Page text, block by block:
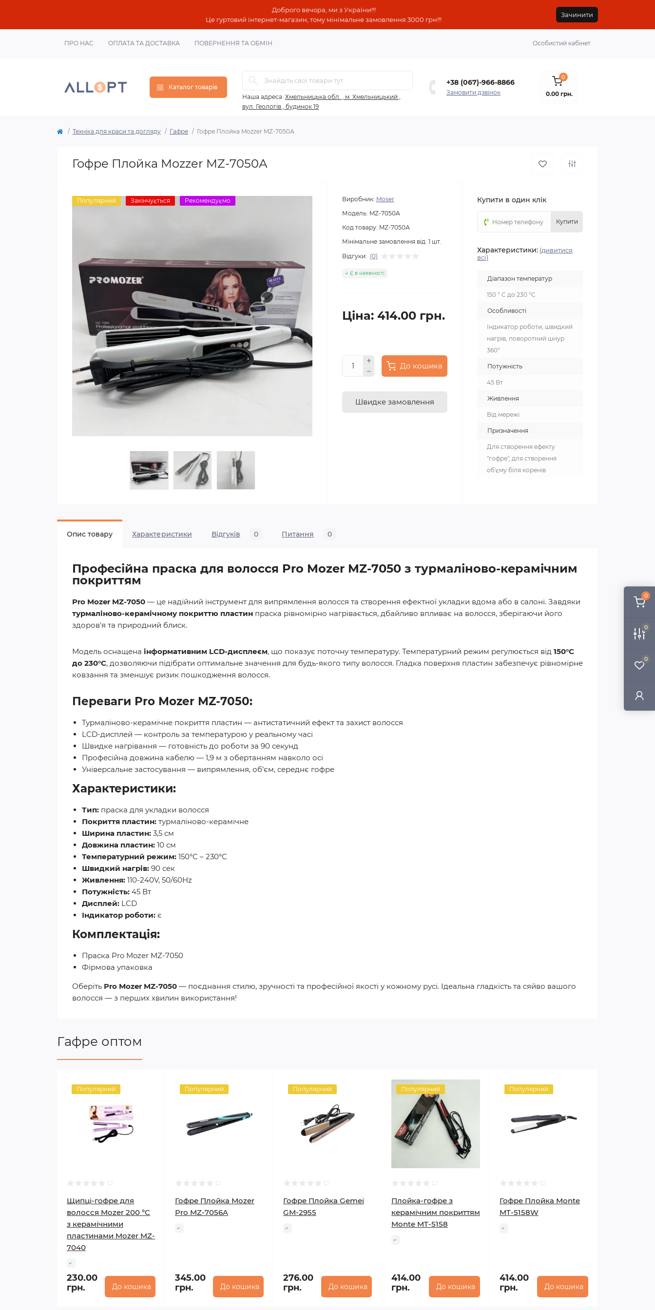
0
0
0
Доброго вечора, ми з України!!!
Це гуртовий інтернет-магазин, тому мінімальне замовлення 3000 грн!!!
Зачинити
ПРО НАС ОПЛАТА ТА ДОСТАВКА ПОВЕРНЕННЯ ТА ОБМІН Особистий кабінет
Каталог товарів
Наша адреса: Хмельницька обл. , м. Хмельницький ,
вул. Геологів , будинок 19
+38 (067)-966-8866
Замовити дзвінок
0
0.00 грн.
Техніка для краси та догляду Гафре Гофре Плойка Mozzer MZ-7050А
Гофре Плойка Mozzer MZ-7050А
Популярний Закінчується Рекомендуємо Виробник: Moser
Модель: MZ-7050А
Код товару: MZ-7050А
Мінімальне замовлення від: 1 шт.
Відгуки: (0)
Є в наявності
Ціна: 414.00 грн.
До кошика
Швидке замовлення
Купити в один клік
Купити
Характеристики: (дивитися
всі)
Діапазон температур
150 ° С до 230 °C
Особливості
Індикатор роботи, швидкий
нагрів, поворотний шнур
360°
Потужність
45 Вт
Живлення
Від мережі
Призначення
Для створення ефекту
"гофре", для створення
об'єму біля коренів
Опис товару Характеристики Відгуків 0 Питання 0
Професійна праска для волосся Pro Mozer MZ-7050 з турмаліново-керамічним
покриттям
Pro Mozer MZ-7050 — це надійний інструмент для випрямлення волосся та створення ефектної укладки вдома або в салоні. Завдяки
турмаліново-керамічному покриттю пластин праска рівномірно нагрівається, дбайливо впливає на волосся, зберігаючи його
здоров’я та природний блиск.
Модель оснащена інформативним LCD-дисплеєм, що показує поточну температуру. Температурний режим регулюється від 150°C
до 230°C, дозволяючи підібрати оптимальне значення для будь-якого типу волосся. Гладка поверхня пластин забезпечує рівномірне
ковзання та зменшує ризик пошкодження волосся.
Переваги Pro Mozer MZ-7050:
Турмаліново-керамічне покриття пластин — антистатичний ефект та захист волосся
LCD-дисплей — контроль за температурою у реальному часі
Швидке нагрівання — готовність до роботи за 90 секунд
Професійна довжина кабелю — 1,9 м з обертанням навколо осі
Універсальне застосування — випрямлення, об’єм, середнє гофре
Характеристики:
Тип: праска для укладки волосся
Покриття пластин: турмаліново-керамічне
Ширина пластин: 3,5 см
Довжина пластин: 10 см
Температурний режим: 150°C – 230°C
Швидкий нагрів: 90 сек
Живлення: 110-240V, 50/60Hz
Потужність: 45 Вт
Дисплей: LCD
Індикатор роботи: є
Комплектація:
Праска Pro Mozer MZ-7050
Фірмова упаковка
Оберіть Pro Mozer MZ-7050 — поєднання стилю, зручності та професійної якості у кожному русі. Ідеальна гладкість та сяйво вашого
волосся — з перших хвилин використання!
Гафре оптом
Популярний
Щипці-гофре для
волосся Mozer 200 °C
з керамічними
пластинами Mozer MZ-
7040
230.00
грн.
До кошика
Популярний
Гофре Плойка Mozer
Pro MZ-7056A
345.00
грн.
До кошика
Популярний
Гофре Плойка Gemei
GM-2955
276.00
грн.
До кошика
Популярний
Плойка-гофре з
керамічним покриттям
Monte MT-5158
414.00
грн.
До кошика
Популярний
Гофре Плойка Monte
MT-5158W
414.00
грн.
До кошика